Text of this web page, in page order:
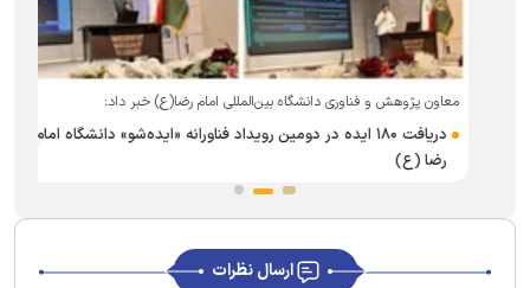
معاون پژوهش و فناوری دانشگاه بین‌المللی امام رضا(ع) خبر داد:
دریافت ۱۸۰ ایده در دومین رویداد فناورانه «ایده‌شو» دانشگاه امام
رضا (ع)
ارسال نظرات